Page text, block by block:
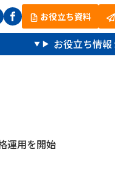
お役立ち資料
お役立ち情報
運用を開始